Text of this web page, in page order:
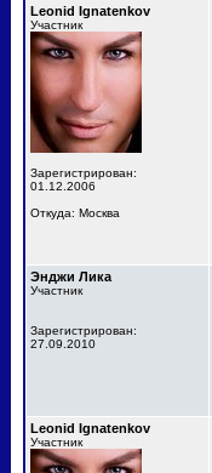
Leonid Ignatenkov
Участник
Зарегистрирован:
01.12.2006
Откуда: Москва
Энджи Лика
Участник
Зарегистрирован:
27.09.2010
Leonid Ignatenkov
Участник